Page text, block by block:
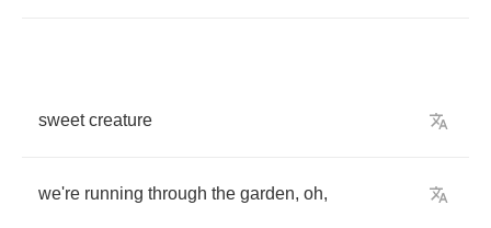
sweet creature
we're running through the garden, oh,